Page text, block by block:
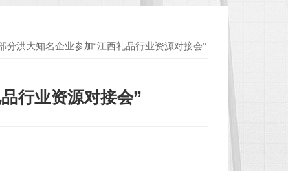
分洪大知名企业参加“江西礼品行业资源对接会”
行业资源对接会”